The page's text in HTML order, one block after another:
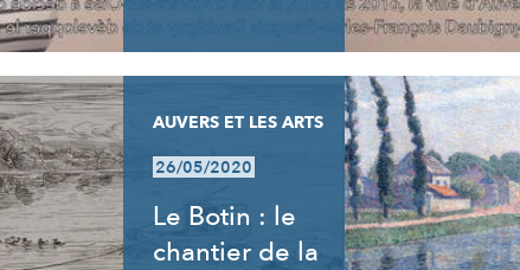
AUVERS ET LES ARTS
26/05/2020
Le Botin : le
chantier de la